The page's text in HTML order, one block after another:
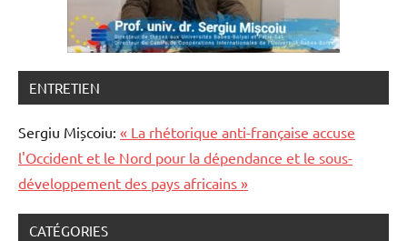
ENTRETIEN
Sergiu Mișcoiu: « La rhétorique anti-française accuse
l'Occident et le Nord pour la dépendance et le sous-
développement des pays africains »
CATÉGORIES